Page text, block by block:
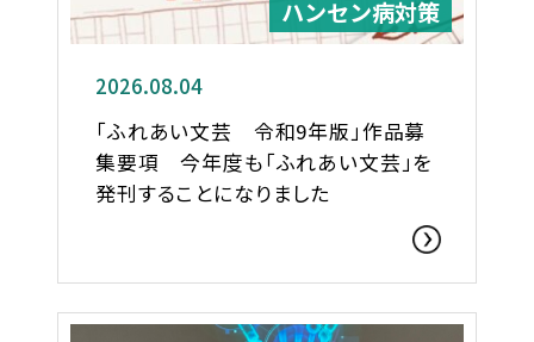
ハンセン病対策
2026.08.04
「ふれあい文芸 令和9年版」作品募
集要項 今年度も「ふれあい文芸」を
発刊することになりました